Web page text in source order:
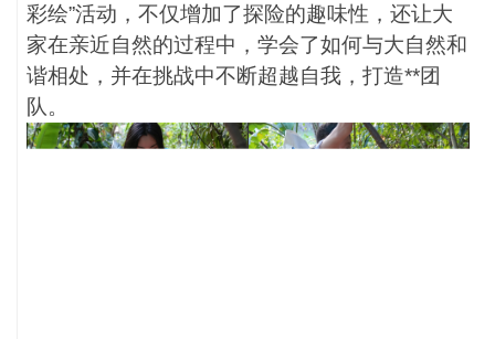
彩绘”活动，不仅增加了探险的趣味性，还让大
家在亲近自然的过程中，学会了如何与大自然和
谐相处，并在挑战中不断超越自我，打造**团
队。